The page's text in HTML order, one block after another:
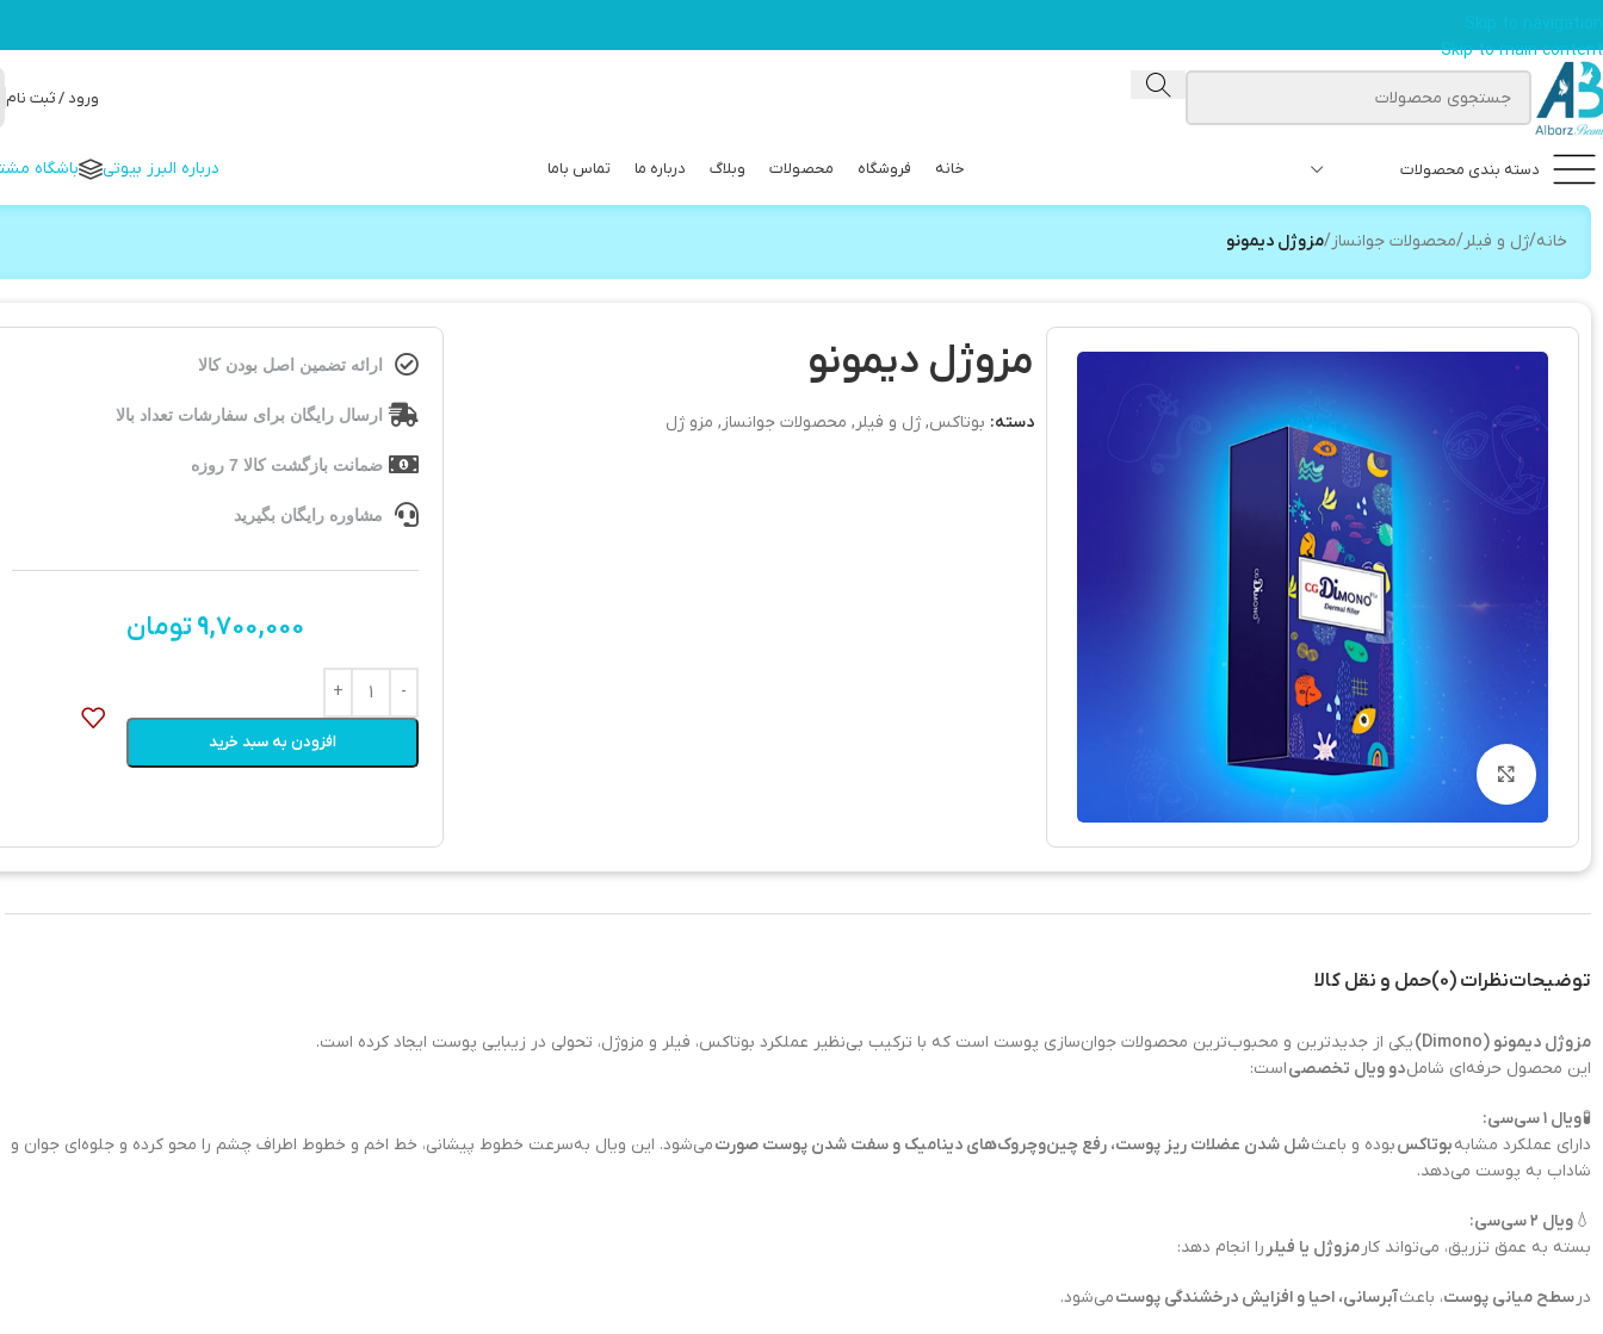
Skip to main content
ورود / ثبت نام
دسته بندی محصولات خانه فروشگاه محصولات وبلاگ درباره ما تماس باما درباره البرز بیوتی باشگاه
خانه/ژل و فیلر/محصولات جوانساز/مزوژل دیمونو
بزرگنمایی تصویر
مزوژل دیمونو
دسته: بوتاکس, ژل و فیلر, محصولات جوانساز, مزو ژل
ارائه تضمین اصل بودن کالا
ارسال رایگان برای سفارشات تعداد بالا
ضمانت بازگشت کالا 7 روزه
مشاوره رایگان بگیرید
9,700,000 تومان
افزودن به سبد خرید
توضیحاتنظرات (0) حمل و نقل کالا
مزوژل دیمونو (Dimono)
یکی از جدیدترین و محبوب‌ترین محصولات جوان‌سازی پوست است که با ترکیب بی‌نظیر عملکرد بوتاکس، فیلر و مزوژل، تحولی در زیبایی پوست ایجاد کرده است.
این محصول حرفه‌ای شاملدو ویال تخصصیاست:
🧪ویال ۱ سی‌سی:
دارای عملکرد مشابهبوتاکسبوده و باعثشل شدن عضلات ریز پوست، رفع چین‌وچروک‌های دینامیک و سفت شدن پوست صورتمی‌شود. این ویال به‌سرعت خطوط پیشانی، خط اخم و خطوط اطراف چشم را محو کرده و جلوه‌ای جوان و
شاداب به پوست می‌دهد.
💧 ویال ۲ سی‌سی:
بسته به عمق تزریق، می‌تواند کار مزوژل یا فیلر را انجام دهد:
در سطح میانی پوست، باعثآبرسانی، احیا و افزایش درخشندگی پوستمی‌شود.